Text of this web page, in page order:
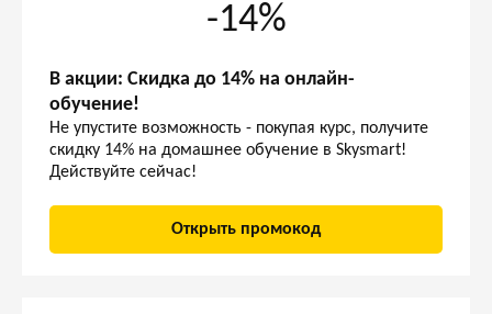
-14%
В акции: Скидка до 14% на онлайн-
обучение!
Не упустите возможность - покупая курс, получите
скидку 14% на домашнее обучение в Skysmart!
Действуйте сейчас!
Открыть промокод